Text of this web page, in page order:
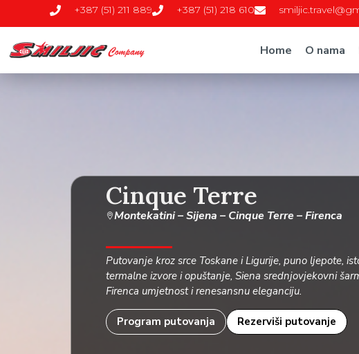
+387 (51) 211 889 +387 (51) 218 610
Home O nama
Cinque Terre
Montekatini – Sijena – Cinque Terre – Firenca
Putovanje kroz srce Toskane i Ligurije, puno ljepote,
termalne izvore i opuštanje, Siena srednjovjekovni
Firenca umjetnost i renesansnu eleganciju.
Program putovanja Rezerviši putovanje